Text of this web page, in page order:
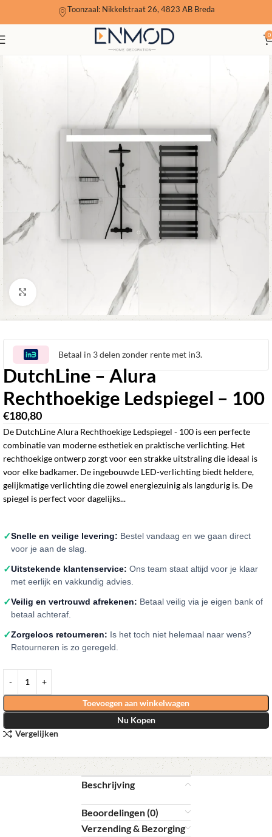
Toonzaal: Nikkelstraat 26, 4823 AB Breda
0
Betaal in 3 delen zonder rente met in3.
DutchLine – Alura
Rechthoekige Ledspiegel – 100
€180,80
De DutchLine Alura Rechthoekige Ledspiegel - 100 is een perfecte
combinatie van moderne esthetiek en praktische verlichting. Het
rechthoekige ontwerp zorgt voor een strakke uitstraling die ideaal is
voor elke badkamer. De ingebouwde LED-verlichting biedt heldere,
gelijkmatige verlichting die zowel energiezuinig als langdurig is. De
spiegel is perfect voor dagelijks...
✓Snelle en veilige levering: Bestel vandaag en we gaan direct
voor je aan de slag.
✓Uitstekende klantenservice: Ons team staat altijd voor je klaar
met eerlijk en vakkundig advies.
✓Veilig en vertrouwd afrekenen: Betaal veilig via je eigen bank of
betaal achteraf.
✓Zorgeloos retourneren: Is het toch niet helemaal naar wens?
Retourneren is zo geregeld.
Toevoegen aan winkelwagen
Nu Kopen
Vergelijken
Beschrijving
Beoordelingen (0)
Verzending & Bezorging